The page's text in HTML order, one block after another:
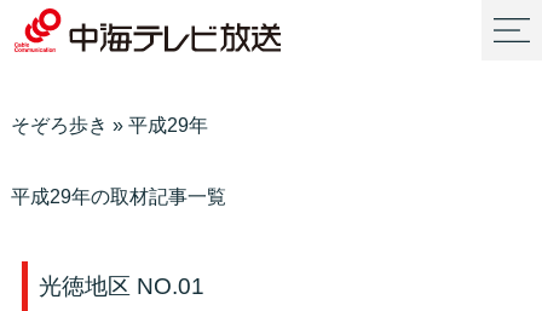
そぞろ歩き » 平成29年
平成29年の取材記事一覧
光徳地区 NO.01